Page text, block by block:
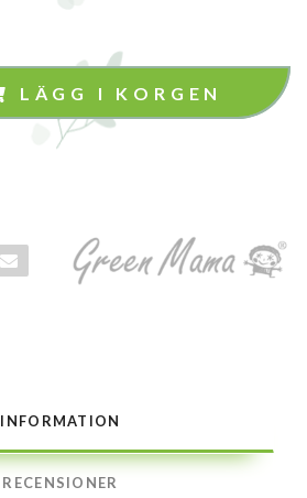
LÄGG I KORGEN
INFORMATION
RECENSIONER